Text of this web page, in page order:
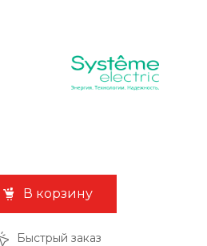
В корзину
Быстрый заказ